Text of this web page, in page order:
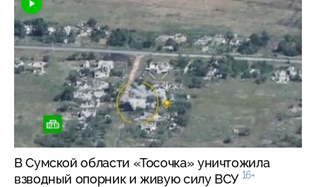
В Сумской области «Тосочка» уничтожила
взводный опорник и живую силу ВСУ 16+